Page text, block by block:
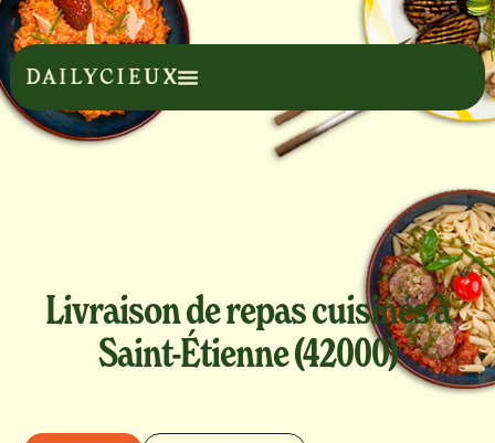
Livraison de repas cuisinés à
Saint-Étienne (42000)